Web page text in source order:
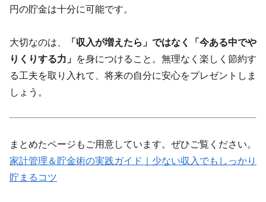
円の貯金は十分に可能です。
大切なのは、
「収入が増えたら」ではなく「今ある中でや
りくりする力」 を身につけること。無理なく楽しく節約す
る工夫を取り入れて、将来の自分に安心をプレゼントしま
しょう。
まとめたページもご用意しています。ぜひご覧ください。
家計管理＆貯金術の実践ガイド｜少ない収入でもしっかり
貯まるコツ